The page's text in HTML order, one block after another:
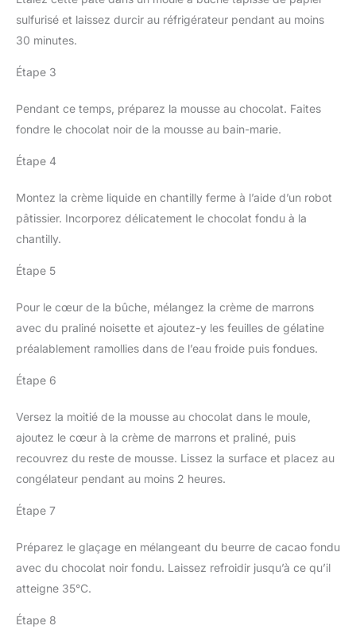
sulfurisé et laissez durcir au réfrigérateur pendant au moins
30 minutes.
Étape 3
Pendant ce temps, préparez la mousse au chocolat. Faites
fondre le chocolat noir de la mousse au bain-marie.
Étape 4
Montez la crème liquide en chantilly ferme à l’aide d’un robot
pâtissier. Incorporez délicatement le chocolat fondu à la
chantilly.
Étape 5
Pour le cœur de la bûche, mélangez la crème de marrons
avec du praliné noisette et ajoutez-y les feuilles de gélatine
préalablement ramollies dans de l’eau froide puis fondues.
Étape 6
Versez la moitié de la mousse au chocolat dans le moule,
ajoutez le cœur à la crème de marrons et praliné, puis
recouvrez du reste de mousse. Lissez la surface et placez au
congélateur pendant au moins 2 heures.
Étape 7
Préparez le glaçage en mélangeant du beurre de cacao fondu
avec du chocolat noir fondu. Laissez refroidir jusqu’à ce qu’il
atteigne 35°C.
Étape 8